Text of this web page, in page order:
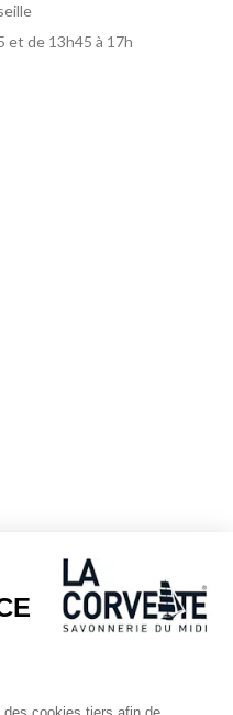
et de 13h45 à 17h